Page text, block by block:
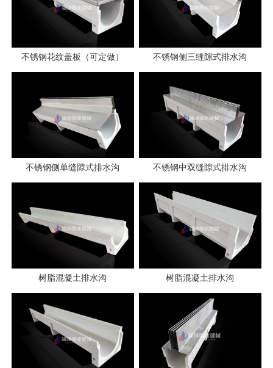
不锈钢花纹盖板（可定做） 不锈钢侧三缝隙式排水沟
不锈钢侧单缝隙式排水沟 不锈钢中双缝隙式排水沟
树脂混凝土排水沟 树脂混凝土排水沟